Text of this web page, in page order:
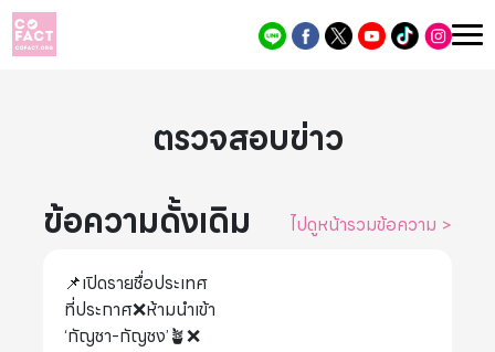
ตรวจสอบข่าว
ข้อความดั้งเดิม
ไปดูหน้ารวมข้อความ >
📌เปิดรายชื่อประเทศ
ที่ประกาศ❌ห้ามนำเข้า
‘กัญชา-กัญชง’🪴❌